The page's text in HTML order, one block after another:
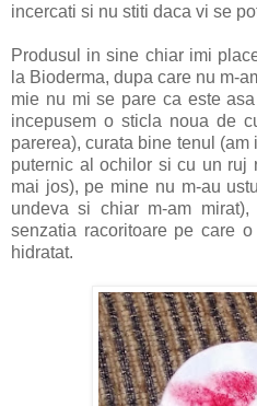
incercati si nu stiti daca vi se
Produsul in sine chiar imi
la Bioderma, dupa care nu m-
mie nu mi se pare ca este
incepusem o sticla noua de
parerea), curata bine tenul
puternic al ochilor si cu un ruj
mai jos), pe mine nu m-au
undeva si chiar m-am
senzatia racoritoare pe care
hidratat.